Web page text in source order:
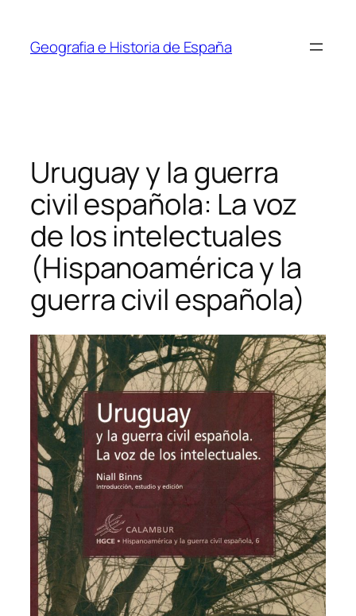
contenido
Geografia e Historia de España
Uruguay y la guerra
civil española: La voz
de los intelectuales
(Hispanoamérica y la
guerra civil española)